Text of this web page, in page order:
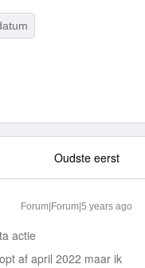
Oudste eerst
Forum|Forum|5 years ago
actie
af april 2022 maar ik